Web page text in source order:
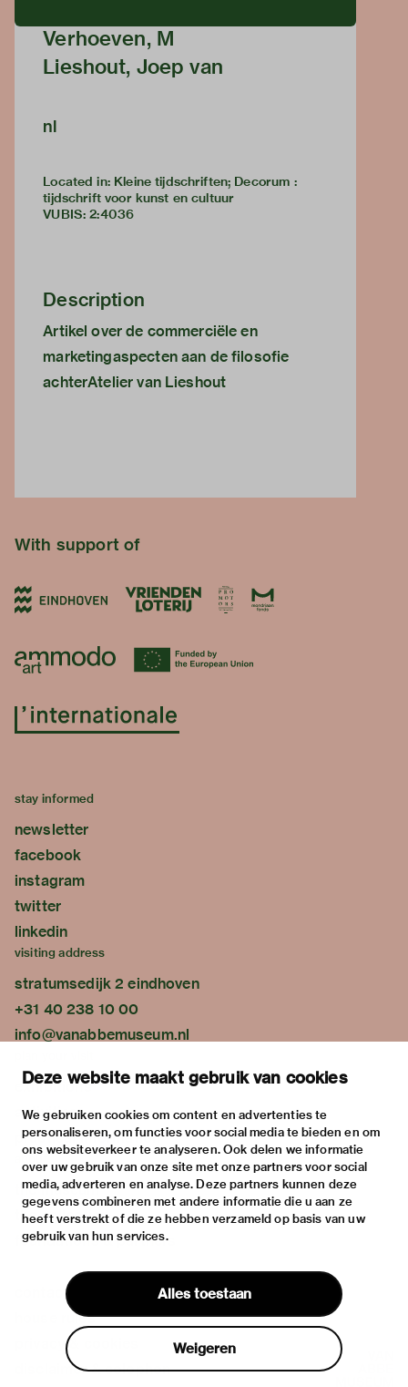
Deze website maakt gebruik van cookies
We gebruiken cookies om content en advertenties te
personaliseren, om functies voor social media te bieden en om
ons websiteverkeer te analyseren. Ook delen we informatie
over uw gebruik van onze site met onze partners voor social
media, adverteren en analyse. Deze partners kunnen deze
gegevens combineren met andere informatie die u aan ze
heeft verstrekt of die ze hebben verzameld op basis van uw
gebruik van hun services.
Alles toestaan
Weigeren
Verhoeven, M
Lieshout, Joep van
nl
Located in: Kleine tijdschriften; Decorum :
tijdschrift voor kunst en cultuur
VUBIS: 2:4036
Description
Artikel over de commerciële en
marketingaspecten aan de filosofie
achterAtelier van Lieshout
With support of
stay informed
newsletter
facebook
instagram
twitter
linkedin
visiting address
stratumsedijk 2 eindhoven
+31 40 238 10 00
info@vanabbemuseum.nl
exhibitions
activities
practical information
about
the museum
the collection
foundations & partners
contact
house rules
privacy & cookies
disclaimer & colophon